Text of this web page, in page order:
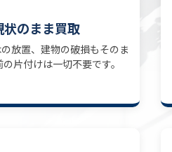
状のまま買取
放置、建物の破損もそのま
片付けは一切不要です。